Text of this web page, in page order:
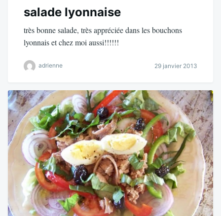
salade lyonnaise
très bonne salade, très appréciée dans les bouchons
lyonnais et chez moi aussi!!!!!!
adrienne 29 janvier 2013